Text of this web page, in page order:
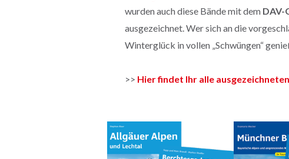
wurden auch diese Bände mit dem DAV-
ausgezeichnet. Wer sich an die
Winterglück in vollen „Schwüngen“
>> Hier findet Ihr alle